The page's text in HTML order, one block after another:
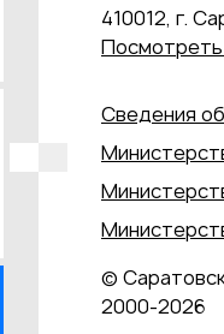
410012, г.
Посмотреть
Сведения
©
2000‑2026